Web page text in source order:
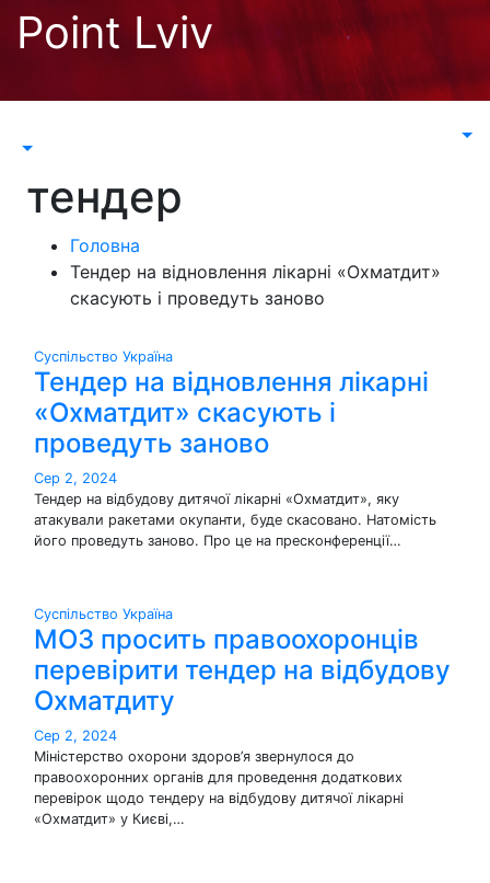
Перейти
Point Lviv
тендер
Головна
Тендер на відновлення лікарні «Охматдит»
скасують і проведуть заново
Суспільство Україна
Тендер на відновлення лікарні
«Охматдит» скасують і
проведуть заново
Сер 2, 2024
Тендер на відбудову дитячої лікарні «Охматдит», яку
атакували ракетами окупанти, буде скасовано. Натомість
його проведуть заново. Про це на пресконференції…
Суспільство Україна
МОЗ просить правоохоронців
перевірити тендер на відбудову
Охматдиту
Сер 2, 2024
Міністерство охорони здоров’я звернулося до
правоохоронних органів для проведення додаткових
перевірок щодо тендеру на відбудову дитячої лікарні
«Охматдит» у Києві,…